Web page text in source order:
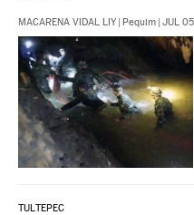
MACARENA VIDAL LIY | Pequim | JUL
TULTEPEC